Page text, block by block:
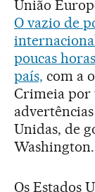
União
O vazio de
poucas
país, com a
Crimeia por
Unidas, de
Washington.
Os Estados